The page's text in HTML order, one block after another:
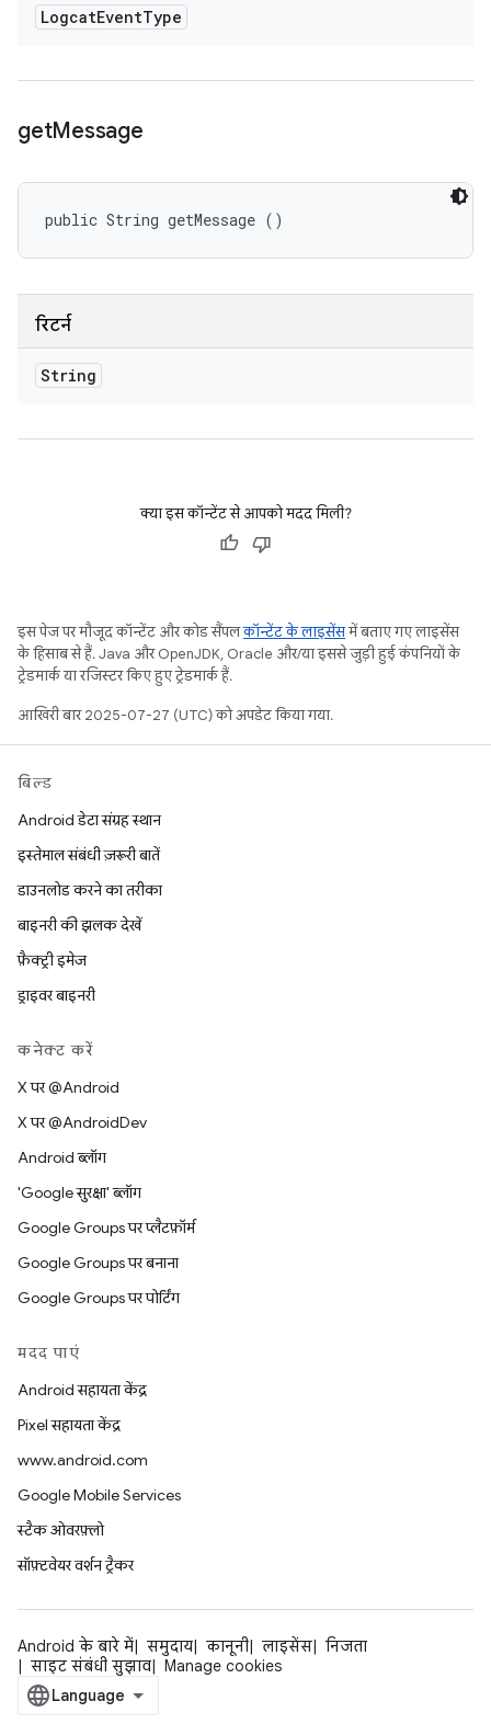
LogcatEventType
getMessage
public String getMessage ()
रिटर्न
String
क्या इस कॉन्टेंट से आपको मदद मिली?
इस पेज पर मौजूद कॉन्टेंट और कोड सैंपलकॉन्टेंट के लाइसेंसमें बताए गए लाइसेंस
के हिसाब से हैं. Java और OpenJDK, Oracle और/या इससे जुड़ी हुई कंपनियों के
ट्रेडमार्क या रजिस्टर किए हुए ट्रेडमार्क हैं.
आखिरी बार 2025-07-27 (UTC) को अपडेट किया गया.
बिल्ड
Android डेटा संग्रह स्थान
इस्तेमाल संबंधी ज़रूरी बातें
डाउनलोड करने का तरीका
बाइनरी की झलक देखें
फ़ैक्ट्री इमेज
ड्राइवर बाइनरी
कनेक्ट करें
X पर @Android
X पर @AndroidDev
Android ब्लॉग
'Google सुरक्षा' ब्लॉग
Google Groups पर प्लैटफ़ॉर्म
Google Groups पर बनाना
Google Groups पर पोर्टिंग
मदद पाएं
Android सहायता केंद्र
Pixel सहायता केंद्र
www.android.com
Google Mobile Services
स्टैक ओवरफ़्लो
सॉफ़्टवेयर वर्शन ट्रैकर
Android के बारे में समुदाय कानूनी लाइसेंस
निजता
साइट संबंधी सुझाव
Manage cookies